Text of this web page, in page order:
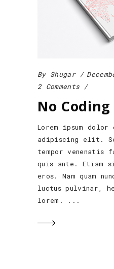
By Shugar
2 Comments
No
Lorem ipsum dolor
adipiscing elit.
tempor venenatis
quis ante. Etiam
eros. Nam quam
luctus pulvinar,
lorem.